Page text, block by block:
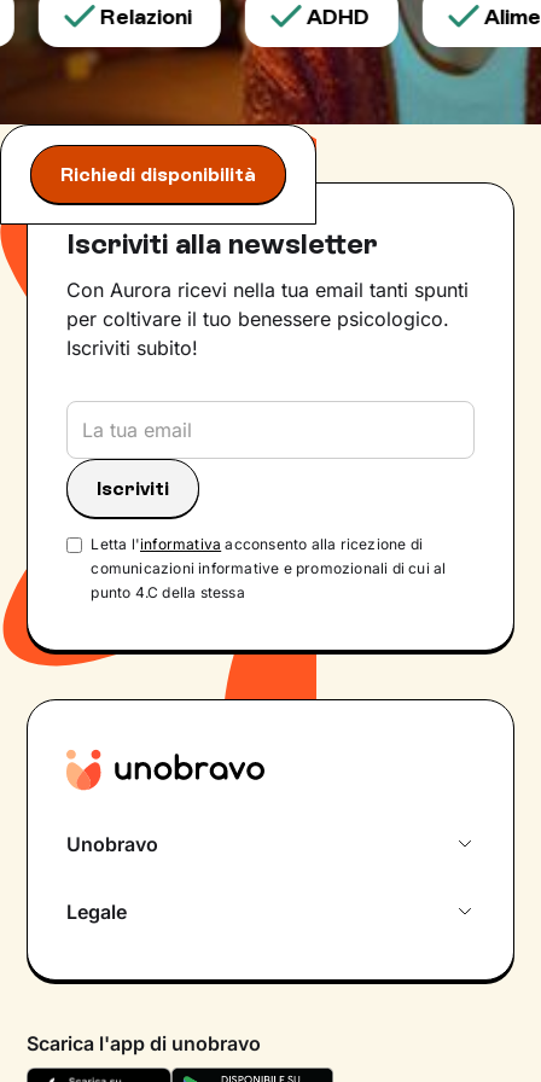
Relazioni ADHD
Richiedi disponibilità
Iscriviti alla newsletter
Con Aurora ricevi nella tua email tanti spunti
per coltivare il tuo benessere psicologico.
Iscriviti subito!
Letta l'informativa acconsento alla ricezione di
comunicazioni informative e promozionali di cui al
punto 4.C della stessa
Unobravo
Psicologo in chat
Aiuto urgente
Legale
Termini e condizioni
Scarica l'app di unobravo